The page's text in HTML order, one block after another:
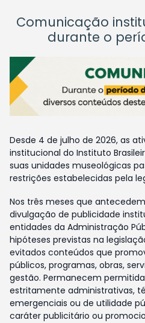
Comunicação
durante o
Desde 4 de julho de 2026, as
institucional do Instituto
suas unidades museológicas
restrições estabelecidas pela
Nos três meses que
divulgação de publicidade
entidades da Administração
hipóteses previstas na
evitados conteúdos que
públicos, programas, obras,
gestão. Permanecem
estritamente administrativas,
emergenciais ou de utilidade
caráter publicitário ou